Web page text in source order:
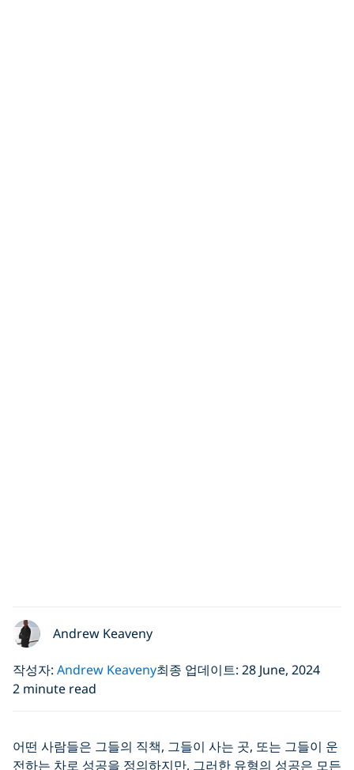
Andrew Keaveny
작성자: Andrew Keaveny최종 업데이트: 28 June, 2024
2 minute read
어떤 사람들은 그들의 직책, 그들이 사는 곳, 또는 그들이 운
전하는 차로 성공을 정의하지만, 그러한 유형의 성공은 모든